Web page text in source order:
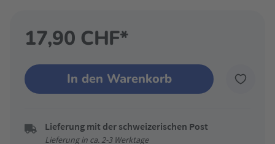
17,90 CHF*
In den Warenkorb
Lieferung mit der schweizerischen Post
Lieferung in ca. 2-3 Werktage